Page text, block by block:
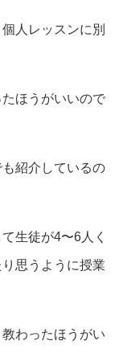
人レッスンに別
ほうがいいので
紹介しているの
生徒が4〜6人く
思うように授業
わったほうがい